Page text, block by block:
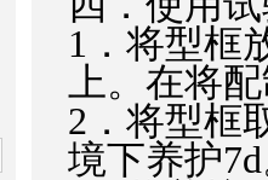
1．将型框
上。在将
2．将型框
境下养护